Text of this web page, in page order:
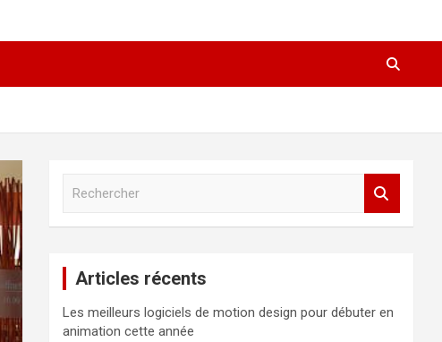
c
h
e
Articles récents
Les meilleurs logiciels de motion design pour débuter en
animation cette année